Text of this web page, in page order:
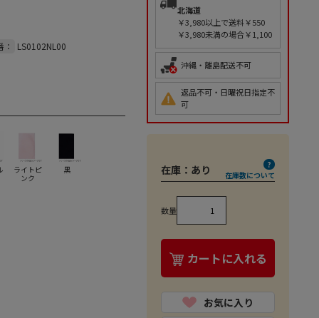
LS0102NL00
ライトピ
ンク
黒
北海道
￥3,980以上で送料￥550
￥3,980未満の場合￥1,100
沖縄・離島配送不可
返品不可・日曜祝日指定不
可
在庫： あり 在庫数について
数量
カートに入れる
お気に入り